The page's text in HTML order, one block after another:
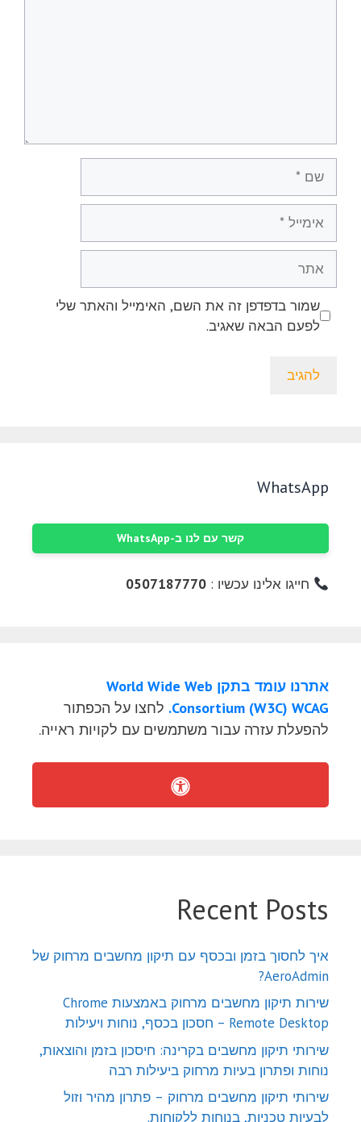
שמור בדפדפן זה את השם, האימייל והאתר שלי
לפעם הבאה שאגיב.
WhatsApp
קשר עם לנו ב-WhatsApp
חייגו אלינו עכשיו :0507187770
אתרנו עומד בתקן World Wide Web
Consortium (W3C) WCAG. לחצו על הכפתור
להפעלת עזרה עבור משתמשים עם לקויות ראייה.
Recent Posts
איך לחסוך בזמן ובכסף עם תיקון מחשבים מרחוק של
AeroAdmin?
שירות תיקון מחשבים מרחוק באמצעות Chrome
Remote Desktop – חסכון בכסף, נוחות ויעילות
שירותי תיקון מחשבים בקרינה: חיסכון בזמן והוצאות,
נוחות ופתרון בעיות מרחוק ביעילות רבה
שירותי תיקון מחשבים מרחוק – פתרון מהיר וזול
לבעיות טכניות, בנוחות ללקוחות.